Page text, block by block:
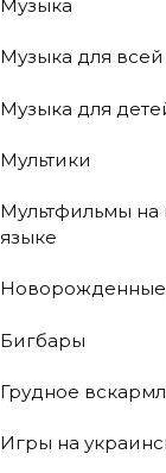
Музыка
Музыка для
Музыка для
Мультики
Мультфильмы на
языке
Новорожденные
Бигбары
Грудное
Игры на